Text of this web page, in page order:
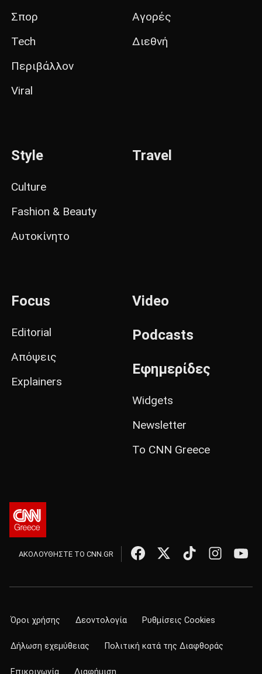
Σπορ
Tech
Περιβάλλον
Viral
Αγορές
Διεθνή
Style
Culture
Fashion & Beauty
Αυτοκίνητο
Travel
Focus
Editorial
Απόψεις
Explainers
Video
Podcasts
Εφημερίδες
Widgets
Newsletter
Το CNN Greece
ΑΚΟΛΟΥΘΗΣΤΕ ΤΟ CNN.GR
Όροι χρήσης Δεοντολογία Ρυθμίσεις Cookies
Δήλωση εχεμύθειας Πολιτική κατά της Διαφθοράς
Επικοινωνία Διαφήμιση